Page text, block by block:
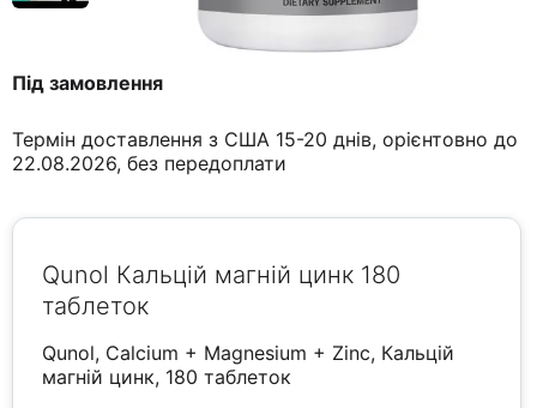
Під замовлення
Термін доставлення з США 15-20 днів, орієнтовно до
22.08.2026, без передоплати
Qunol Кальцій магній цинк 180
таблеток
Qunol, Calcium + Magnesium + Zinc, Кальцій
магній цинк, 180 таблеток